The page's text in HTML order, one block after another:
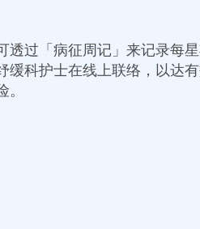
透过「病征周记」来记录每
缓科护士在线上联络，以达